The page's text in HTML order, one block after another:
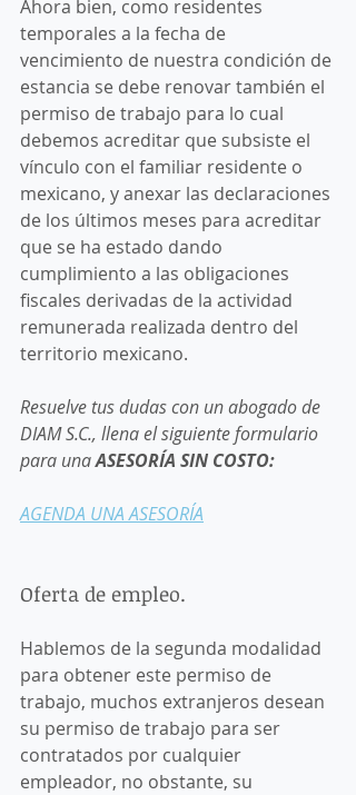
Ahora bien, como residentes
temporales a la fecha de
vencimiento de nuestra condición de
estancia se debe renovar también el
permiso de trabajo para lo cual
debemos acreditar que subsiste el
vínculo con el familiar residente o
mexicano, y anexar las declaraciones
de los últimos meses para acreditar
que se ha estado dando
cumplimiento a las obligaciones
fiscales derivadas de la actividad
remunerada realizada dentro del
territorio mexicano.
Resuelve tus dudas con un abogado de
DIAM S.C., llena el siguiente formulario
para una ASESORÍA SIN COSTO:
AGENDA UNA ASESORÍA
Oferta de empleo.
Hablemos de la segunda modalidad
para obtener este permiso de
trabajo, muchos extranjeros desean
su permiso de trabajo para ser
contratados por cualquier
empleador, no obstante, su